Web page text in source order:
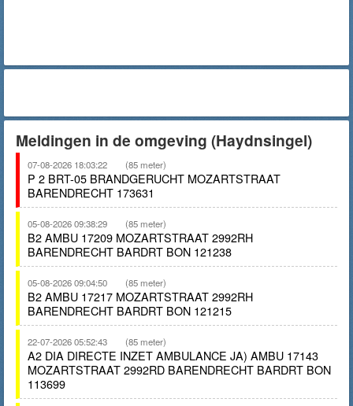
Meldingen in de omgeving (Haydnsingel)
07-08-2026 18:03:22 (85 meter)
P 2 BRT-05 BRANDGERUCHT MOZARTSTRAAT
BARENDRECHT 173631
05-08-2026 09:38:29 (85 meter)
B2 AMBU 17209 MOZARTSTRAAT 2992RH
BARENDRECHT BARDRT BON 121238
05-08-2026 09:04:50 (85 meter)
B2 AMBU 17217 MOZARTSTRAAT 2992RH
BARENDRECHT BARDRT BON 121215
22-07-2026 05:52:43 (85 meter)
A2 DIA DIRECTE INZET AMBULANCE JA) AMBU 17143
MOZARTSTRAAT 2992RD BARENDRECHT BARDRT BON
113699